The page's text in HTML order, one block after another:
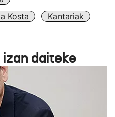
Kosta
Kantariak
daiteke